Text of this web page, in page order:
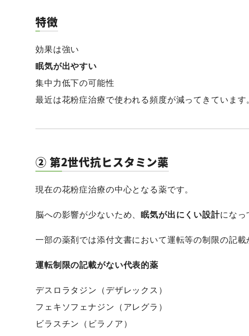
特徴
効果は強い
眠気が出やすい
集中力低下の可能性
最近は花粉症治療で使われる頻度が減ってきています
② 第2世代抗ヒスタミン薬
現在の花粉症治療の中心となる薬です。
脳への影響が少ないため、眠気が出にくい設計になっ
一部の薬剤では添付文書において運転等の制限の記載
運転制限の記載がない代表的薬
デスロラタジン（デザレックス）
フェキソフェナジン（アレグラ）
ビラスチン（ビラノア）